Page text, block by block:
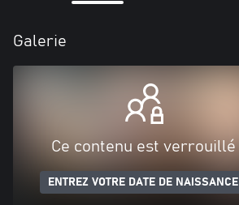
Galerie
Ce contenu est verrouillé
ENTREZ VOTRE DATE DE NAISSANCE